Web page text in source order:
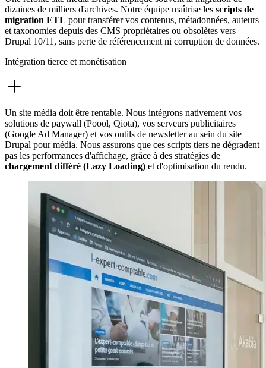
dizaines de milliers d'archives. Notre équipe maîtrise les scripts de
migration ETL pour transférer vos contenus, métadonnées, auteurs
et taxonomies depuis des CMS propriétaires ou obsolètes vers
Drupal 10/11, sans perte de référencement ni corruption de données.
Intégration tierce et monétisation
Un site média doit être rentable. Nous intégrons nativement vos
solutions de paywall (Poool, Qiota), vos serveurs publicitaires
(Google Ad Manager) et vos outils de newsletter au sein du site
Drupal pour média. Nous assurons que ces scripts tiers ne dégradent
pas les performances d'affichage, grâce à des stratégies de
chargement différé (Lazy Loading) et d'optimisation du rendu.